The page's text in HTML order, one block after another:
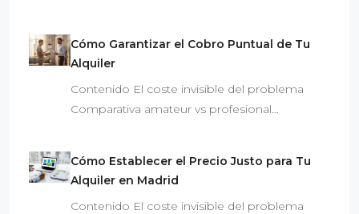
Cómo Garantizar el Cobro Puntual de Tu
Alquiler
Contenido El coste invisible del problema
Comparativa amateur vs profesional…
Cómo Establecer el Precio Justo para Tu
Alquiler en Madrid
Contenido El coste invisible del problema